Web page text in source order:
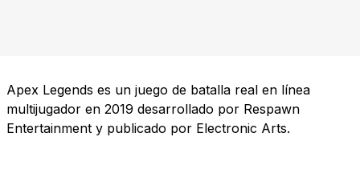
Apex Legends es un juego de batalla real en línea
multijugador en 2019 desarrollado por Respawn
Entertainment y publicado por Electronic Arts.